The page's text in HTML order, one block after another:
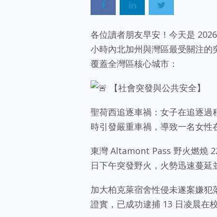
各位讀者朋友早安！今天是
小時內北加州與灣區最受關注
覆蓋全灣區核心城市：
【社會突發與公共安全】
聖荷西追逐車禍：女子在追逐
時引發嚴重車禍，導致一名女
東灣 Altamont Pass 野火燃燒
日下午突發野火，火勢迅速蔓
加大柏克萊宿舍性侵未遂案嫌
證實，已成功逮捕 13 日凌晨在